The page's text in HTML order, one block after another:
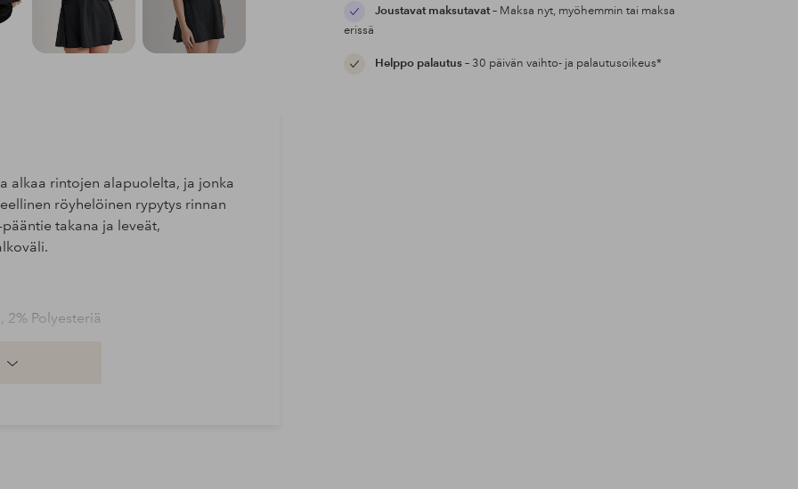
Joustavat maksutavat– Maksa nyt, myöhemmin tai maksa
erissä
Helppo palautus– 30 päivän vaihto- ja palautusoikeus*
alkaa rintojen alapuolelta, ja jonka
röyhelöinen rypytys rinnan
takana ja leveät,
2% Polyesteriä